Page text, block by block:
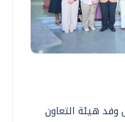
هيئة التعاون